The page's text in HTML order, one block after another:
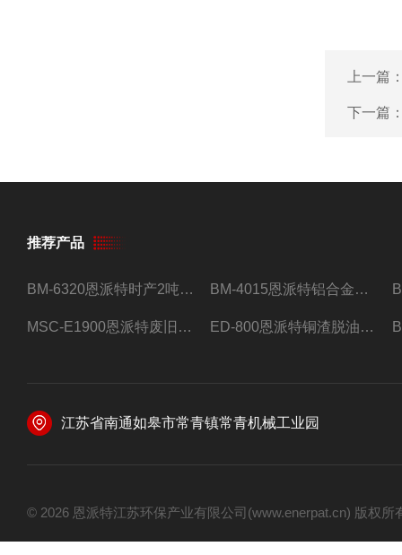
上一篇
下一篇
推荐产品
BM-6320恩派特时产2吨合金钢屑压饼机 BM-4015恩派特铝合金屑压饼机 脱油效果好
MSC-E1900恩派特废旧锂电池极片破碎处理设备 ED-800恩派特铜渣脱油机废铜屑铝屑甩油机
江苏省南通如皋市常青镇常青机械工业园
© 2026 恩派特江苏环保产业有限公司(www.enerpat.cn) 版权